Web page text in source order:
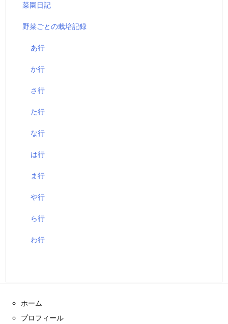
菜園日記
野菜ごとの栽培記録
あ行
か行
さ行
た行
な行
は行
ま行
や行
ら行
わ行
ホーム
プロフィール